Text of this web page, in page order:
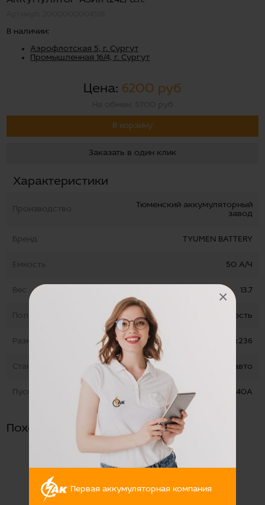
Первая аккумуляторная компания
×
В наличии:
Аэрофлотская 5, г. Сургут
Промышленная 16/4, г. Сургут
Цена: 6200 руб
В корзину
Заказать в один клик
Характеристики
Производство
Тюменский аккумуляторный
завод
Бренд TYUMEN BATTERY
Емкость 50 А/Ч
Вес 13.7
Полярность обратная полярность
Размеры 128х223х236
Стандарт Для легковых авто
Пусковой ток 440А
Похожие товары